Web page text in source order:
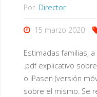
Por Director
15 marzo 2020
Estimadas familias,
.pdf explicativo
o iPasen (versión
sobre el mismo. Se